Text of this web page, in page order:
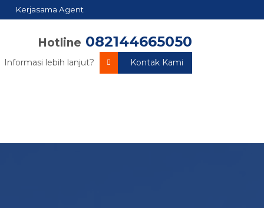
Kerjasama Agent
Hotline 082144665050
Informasi lebih lanjut? Kontak Kami